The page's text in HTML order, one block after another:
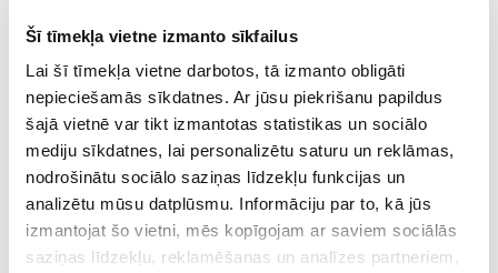
Šī tīmekļa vietne izmanto sīkfailus
Lai šī tīmekļa vietne darbotos, tā izmanto obligāti
nepieciešamās sīkdatnes. Ar jūsu piekrišanu papildus
šajā vietnē var tikt izmantotas statistikas un sociālo
mediju sīkdatnes, lai personalizētu saturu un reklāmas,
nodrošinātu sociālo saziņas līdzekļu funkcijas un
analizētu mūsu datplūsmu. Informāciju par to, kā jūs
izmantojat šo vietni, mēs kopīgojam ar saviem sociālās
saziņas līdzekļu, reklamēšanas un analīzes partneriem,
Uztura bagātinātājs
FJORD Omega-3 zivju eļļa
kapsulas, 80 gab.
Uztura bagātinātājs
NATEO D 400 SV